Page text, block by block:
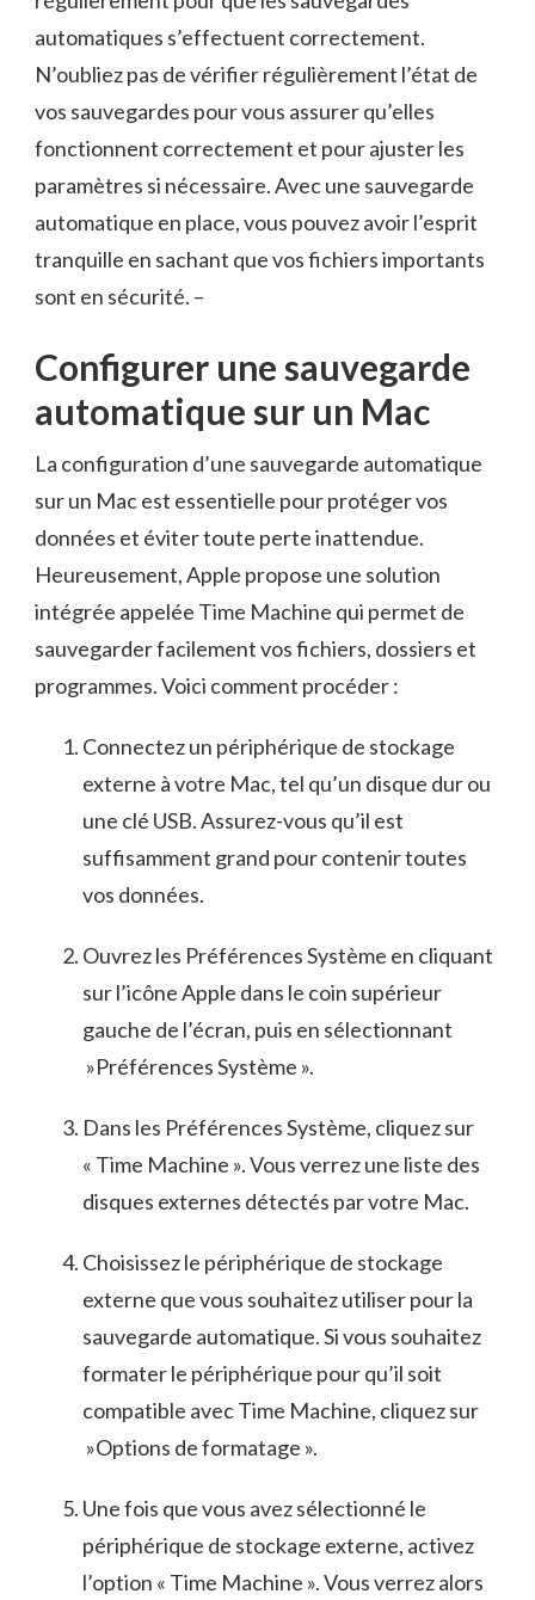
automatiques s’effectuent correctement.
N’oubliez pas‍ de vérifier ⁤régulièrement l’état⁣ de
‌vos sauvegardes⁤ pour vous assurer qu’elles
fonctionnent correctement et pour ajuster​ les
paramètres si nécessaire. Avec‌ une sauvegarde
automatique en place, vous pouvez avoir l’esprit
tranquille en sachant que vos fichiers importants⁣
sont en sécurité. –
Configurer ⁤une‍ sauvegarde
automatique sur un Mac
La⁢ configuration d’une sauvegarde automatique
sur ​un ⁤Mac est essentielle pour protéger‍ vos
données et éviter toute​ perte ⁤inattendue.
‍Heureusement, Apple propose une solution
‌intégrée appelée Time Machine qui permet de
sauvegarder ⁤facilement vos fichiers,⁢ dossiers et ​
programmes. Voici comment procéder :
Connectez un périphérique‌ de stockage ​
externe‍ à votre Mac, ‌tel ​qu’un disque dur ou
⁣une clé USB. ‍Assurez-vous qu’il est
suffisamment grand pour contenir toutes
vos ​données.
Ouvrez les Préférences⁤ Système ​en cliquant
sur l’icône Apple dans le ​coin supérieur
gauche de l’écran, ⁢puis en sélectionnant
⁢ »Préférences Système ».
Dans les Préférences Système, cliquez sur
« Time Machine ».⁣ Vous verrez​ une liste des
⁢disques⁢ externes détectés par ‍votre Mac.
Choisissez le périphérique ⁤de stockage
externe que vous souhaitez utiliser pour⁤ la‍
sauvegarde automatique. ‍Si vous​ souhaitez
formater le‌ périphérique pour qu’il soit
⁢compatible avec Time Machine,⁤ cliquez sur
‍ »Options de formatage ».
Une fois⁤ que‌ vous avez ​sélectionné le
périphérique⁢ de stockage externe, ​activez⁢
l’option « Time‌ Machine ». Vous verrez ‍alors